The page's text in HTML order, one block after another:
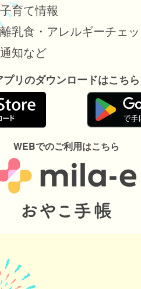
子育て情報
離乳食・アレルギーチェ
通知など
プリのダウンロードはこちら
WEBでのご利用はこちら